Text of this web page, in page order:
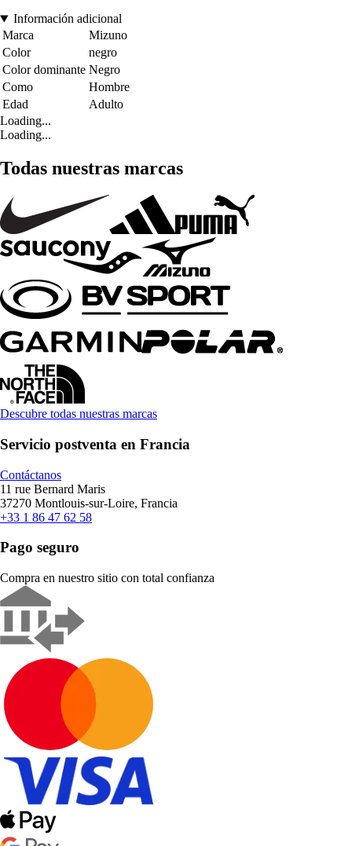
Información adicional
Marca
Mizuno
Color
negro
Color dominante Negro
Como
Hombre
Edad
Adulto
Loading...
Loading...
Todas nuestras marcas
Descubre todas nuestras marcas
Servicio postventa en Francia
Contáctanos
11 rue Bernard Maris
37270 Montlouis-sur-Loire, Francia
+33 1 86 47 62 58
Pago seguro
Compra en nuestro sitio con total confianza